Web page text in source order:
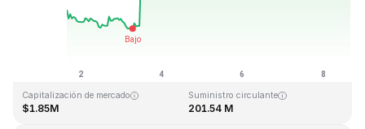
Última actualización: 2026-08-08, 15:32 GMT+0
$0.006168
Capitalización de mercado
$1.85M
Suministro circulante
201.54 M